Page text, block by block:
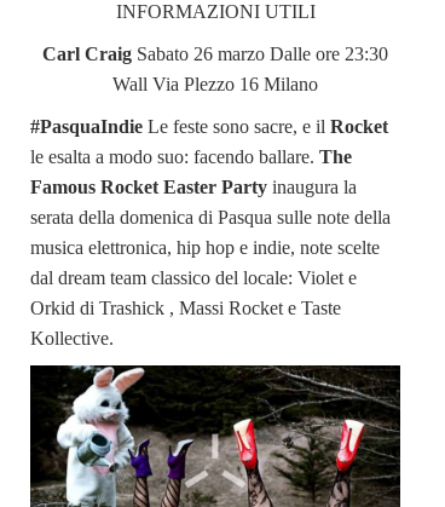
INFORMAZIONI UTILI
Carl Craig Sabato 26 marzo Dalle ore 23:30
Wall Via Plezzo 16 Milano
#PasquaIndie Le feste sono sacre, e il Rocket
le esalta a modo suo: facendo ballare. The
Famous Rocket Easter Party inaugura la
serata della domenica di Pasqua sulle note della
musica elettronica, hip hop e indie, note scelte
dal dream team classico del locale: Violet e
Orkid di Trashick , Massi Rocket e Taste
Kollective.